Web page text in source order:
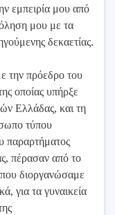
εμπειρία μου από
μου με τα
δεκαετίας.
την πρόεδρο του
οποίας υπήρξε
Ελλάδας, και τη
τύπου
πέρασαν από το
διοργανώσαμε
για τα γυναικεία